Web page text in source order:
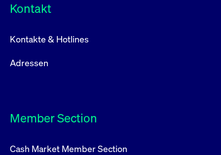
Kontakt
Kontakte & Hotlines
Adressen
Member Section
Cash Market Member Section